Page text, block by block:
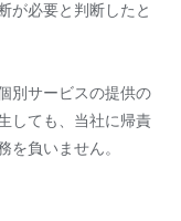
が必要と判断したと
別サービスの提供の
しても、当社に帰責
を負いません。